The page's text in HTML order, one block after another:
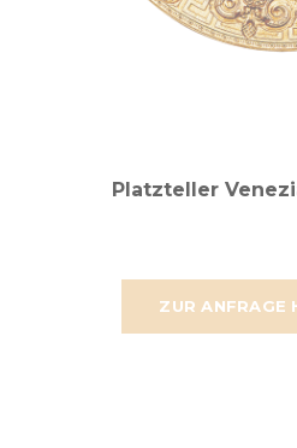
ZUR ANFRAGE
Platzteller